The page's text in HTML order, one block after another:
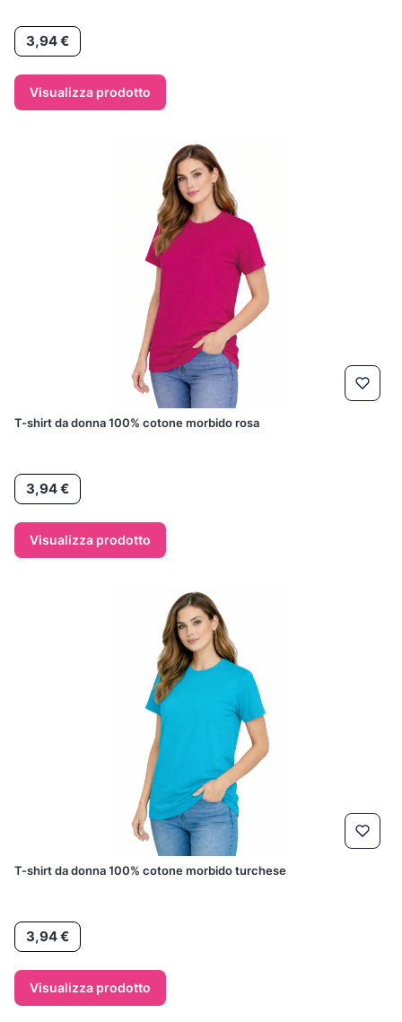
Prezzo
3,94 €
Visualizza prodotto
T-shirt da donna 100% cotone morbido rosa
Prezzo
3,94 €
Visualizza prodotto
T-shirt da donna 100% cotone morbido turchese
Prezzo
3,94 €
Visualizza prodotto